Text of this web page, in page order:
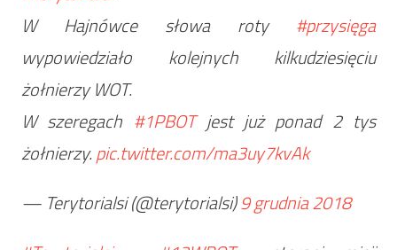
W Hajnówce słowa roty #przysięga
wypowiedziało kolejnych kilkudziesięciu
żołnierzy WOT.
W szeregach #1PBOTjest już ponad 2 tys
żołnierzy.pic.twitter.com/ma3uy7kvAk
— Terytorialsi (@terytorialsi)9 grudnia 2018